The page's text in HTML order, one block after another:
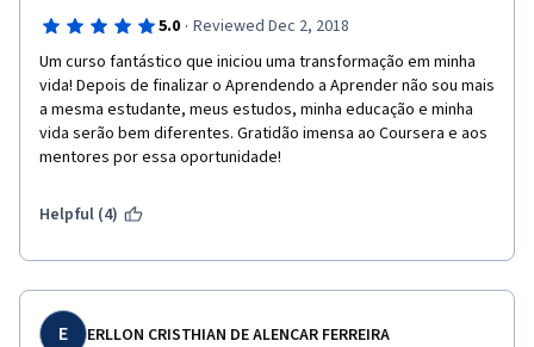
5.0 · Reviewed Dec 2, 2018
Um curso fantástico que iniciou uma transformação em minha
vida! Depois de finalizar o Aprendendo a Aprender não sou mais
a mesma estudante, meus estudos, minha educação e minha
vida serão bem diferentes. Gratidão imensa ao Coursera e aos
mentores por essa oportunidade!
Helpful (4)
E ERLLON CRISTHIAN DE ALENCAR FERREIRA